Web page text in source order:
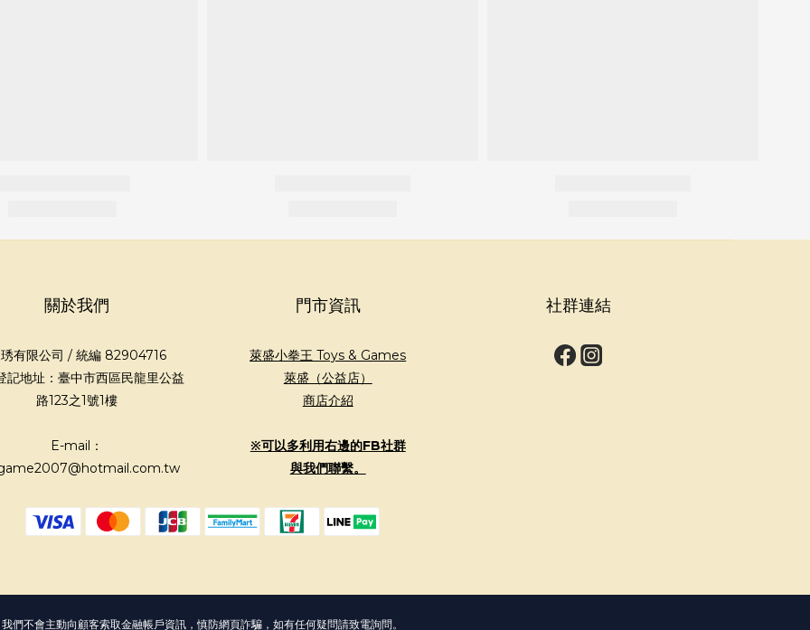
關於我們
有限公司 / 統編 82904716
記地址：臺中市西區民龍里公益
路123之1號1樓
E-mail：
門市資訊
萊盛小拳王 Toys & Games
萊盛（公益店）
商店介紹
※可以多利用右邊的FB社群
與我們聯繫。
社群連結
我們不會主動向顧客索取金融帳戶資訊，慎防網頁詐騙，如有任何疑問請致電詢問。